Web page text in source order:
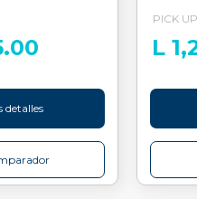
detalles
PICK UP
L